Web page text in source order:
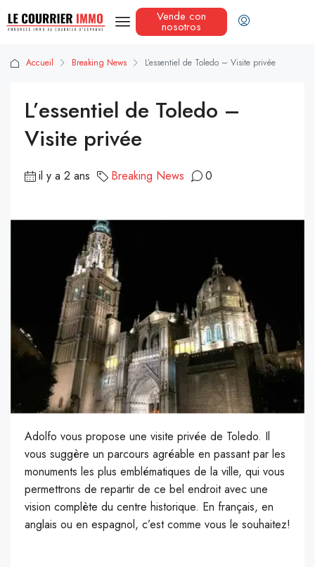
Vende con
nosotros
Accueil Breaking News L’essentiel de Toledo – Visite privée
L’essentiel de Toledo –
Visite privée
il y a 2 ans Breaking News 0
Adolfo vous propose une visite privée de Toledo. Il
vous suggère un parcours agréable en passant par les
monuments les plus emblématiques de la ville, qui vous
permettrons de repartir de ce bel endroit avec une
vision complète du centre historique. En français, en
anglais ou en espagnol, c’est comme vous le souhaitez!